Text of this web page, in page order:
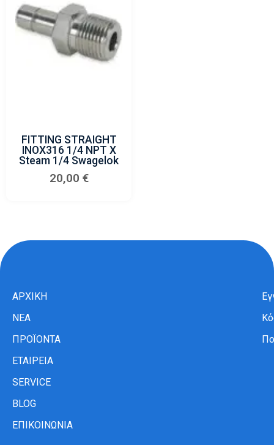
FITTING STRAIGHT
INOX316 1/4 NPT X
Steam 1/4 Swagelok
20,00 €
ΑΡΧΙΚΗ
ΝΕΑ
ΠΡΟΪΟΝΤΑ
ΕΤΑΙΡΕΙΑ
SERVICE
BLOG
ΕΠΙΚΟΙΝΩΝΙΑ